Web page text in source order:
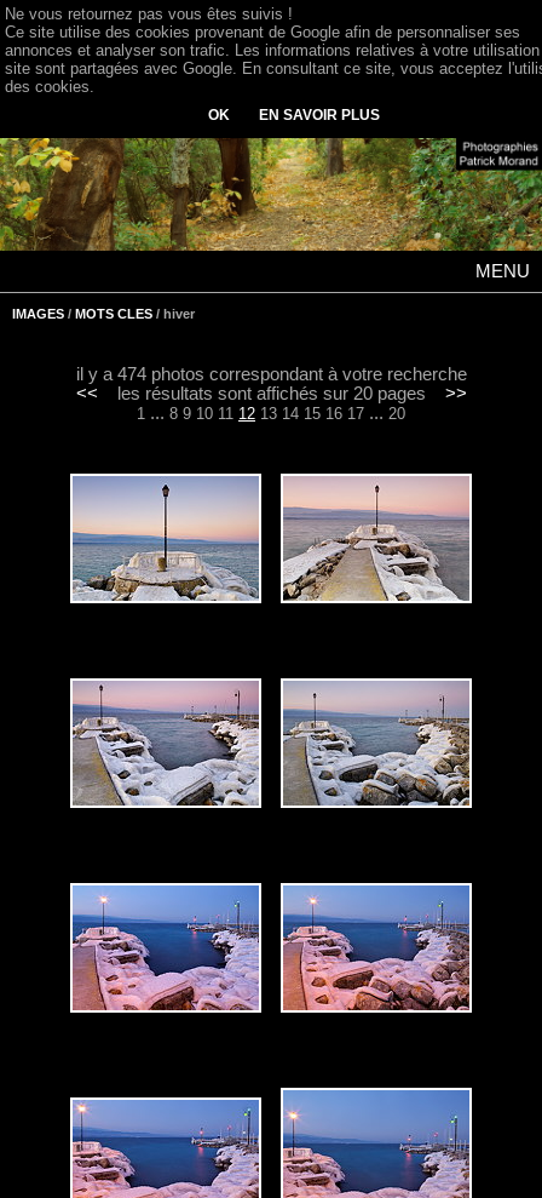
MENU
IMAGES / MOTS CLES / hiver
il y a 474 photos correspondant à votre recherche
<< les résultats sont affichés sur 20 pages >>
1 ... 8 9 10 11 12 13 14 15 16 17 ... 20
Ne vous retournez pas vous êtes suivis !
Ce site utilise des cookies provenant de Google afin de personnaliser ses
annonces et analyser son trafic. Les informations relatives à votre
site sont partagées avec Google. En consultant ce site, vous acceptez
des cookies.
OK EN SAVOIR PLUS